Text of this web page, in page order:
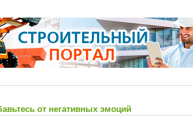
от негативных эмоций